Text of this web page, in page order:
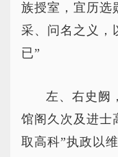
族授室，宜历选
采、问名之义，
已”
左、右史阙
馆阁久次及进士
取高科”执政以